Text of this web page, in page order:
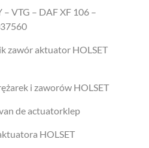
VTG – DAF XF 106 –
zawór aktuator HOLSET
i zaworów HOLSET
de actuatorklep
HOLSET